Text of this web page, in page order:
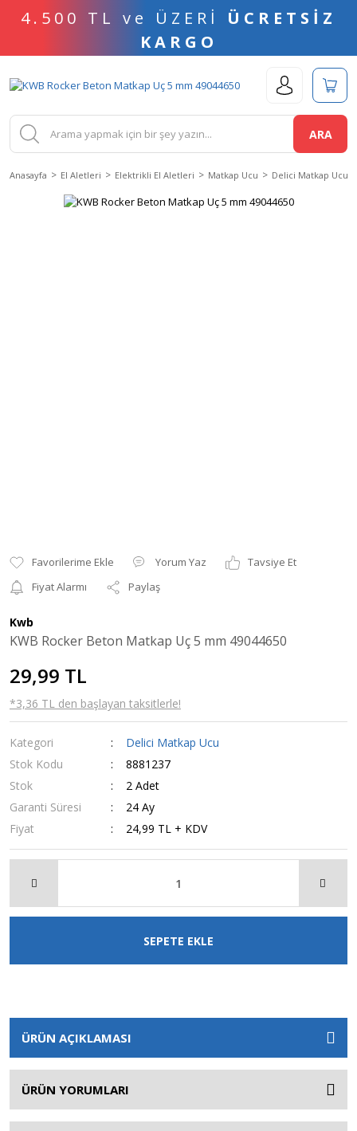
4.500 TL ve ÜZERİ ÜCRETSİZ
KARGO
ARA
Anasayfa El Aletleri Elektrikli El Aletleri Matkap Ucu Delici Matkap Ucu
Yorum Yaz
Tavsiye Et
Fiyat Alarmı
Paylaş
Kwb
KWB Rocker Beton Matkap Uç 5 mm 49044650
29,99 TL
*3,36 TL den başlayan taksitlerle!
Kategori
Delici Matkap Ucu
Stok Kodu
8881237
Stok
2 Adet
Garanti Süresi
24 Ay
Fiyat
24,99 TL + KDV
SEPETE EKLE
ÜRÜN AÇIKLAMASI
ÜRÜN YORUMLARI